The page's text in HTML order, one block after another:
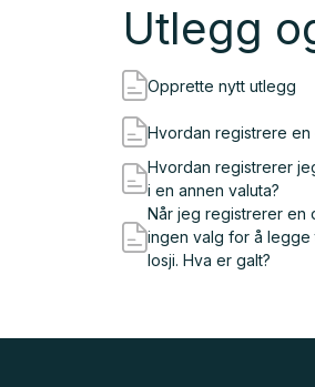
Utlegg
Opprette nytt utlegg
Hvordan registrere en
Hvordan registrerer
i en annen valuta?
Når jeg registrerer en
ingen valg for å legge
losji. Hva er galt?